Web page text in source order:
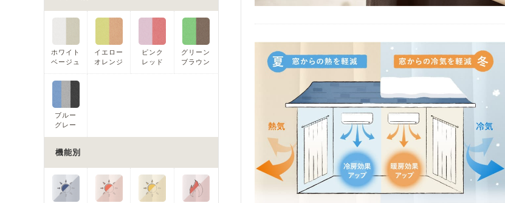
ホワイト
ベージュ
イエロー
オレンジ
ピンク
レッド
グリーン
ブラウン
ブルー
グレー
機能別